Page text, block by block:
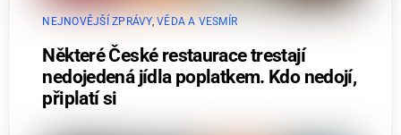
NEJNOVĚJŠÍ ZPRÁVY,VĚDA A VESMÍR
Některé České restaurace trestají
nedojedená jídla poplatkem. Kdo nedojí,
připlatí si